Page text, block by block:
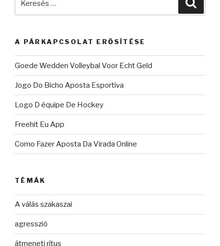
A PÁRKAPCSOLAT ERŐSÍTÉSE
Goede Wedden Volleybal Voor Echt Geld
Jogo Do Bicho Aposta Esportiva
Logo D équipe De Hockey
Freehit Eu App
Como Fazer Aposta Da Virada Online
TÉMÁK
A válás szakaszai
agresszió
átmeneti rítus